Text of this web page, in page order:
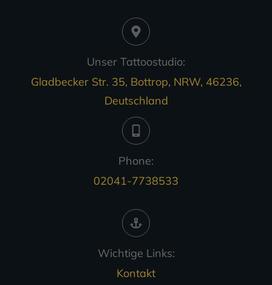
Unser Tattoostudio:
Gladbecker Str. 35, Bottrop, NRW, 46236,
Deutschland
Phone:
02041-7738533
Wichtige Links:
Kontakt